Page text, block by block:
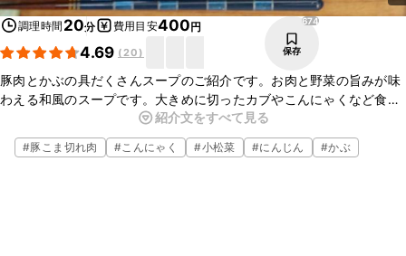
調理時間 20分 費用目安400円
4.69 (20)
674
保存
豚肉とかぶの具だくさんスープのご紹介です。お肉と野菜の旨みが味
わえる和風のスープです。大きめに切ったカブやこんにゃくなど食べ
応えのある具材がたっぷりと入っていて、満足感がありますよ。簡単
にお作りいただけますので、ぜひお試しくださいね。
紹介文をすべて見る
#豚こま切れ肉 #こんにゃく #小松菜 #にんじん #かぶ